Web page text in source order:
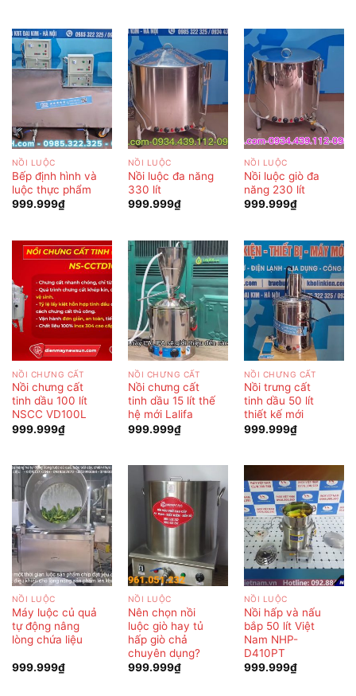
NỒI LUỘC
Bếp định hình và
luộc thực phẩm
999.999₫
NỒI LUỘC
Nồi luộc đa năng
330 lít
999.999₫
NỒI LUỘC
Nồi luộc giò đa
năng 230 lít
999.999₫
NỒI CHƯNG CẤT
Nồi chưng cất
tinh dầu 100 lít
NSCC VD100L
999.999₫
NỒI CHƯNG CẤT
Nồi chưng cất
tinh dầu 15 lít thế
hệ mới Lalifa
999.999₫
NỒI CHƯNG CẤT
Nồi trưng cất
tinh dầu 50 lít
thiết kế mới
999.999₫
NỒI LUỘC
Máy luộc củ quả
tự động nâng
lòng chứa liệu
999.999₫
NỒI LUỘC
Nên chọn nồi
luộc giò hay tủ
hấp giò chả
chuyên dụng?
999.999₫
NỒI LUỘC
Nồi hấp và nấu
bắp 50 lít Việt
Nam NHP-
D410PT
999.999₫